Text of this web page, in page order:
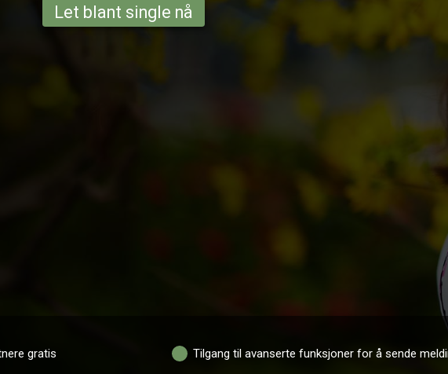
Let blant single nå
gratis Tilgang til avanserte funksjoner for å sende